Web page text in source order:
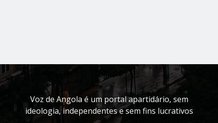
Voz de Angola é um portal apartidário, sem
ideologia, independentes e sem fins lucrativos